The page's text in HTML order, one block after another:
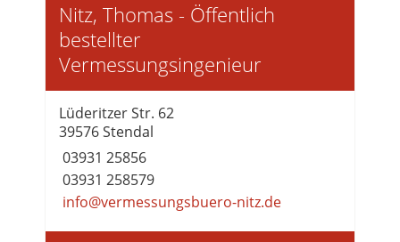
Nitz, Thomas - Öffentlich
bestellter
Vermessungsingenieur
Lüderitzer Str. 62
39576 Stendal
03931 25856
03931 258579
info@vermessungsbuero-nitz.de